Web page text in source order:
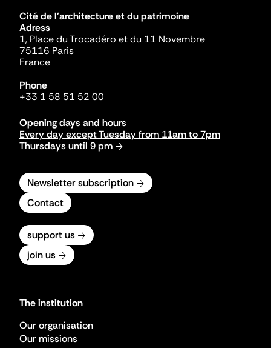
Cité de l'architecture et du patrimoine
Adress
1, Place du Trocadéro et du 11 Novembre
75116 Paris
France
Phone
+33 1 58 51 52 00
Opening days and hours
Every day except Tuesday from 11am to 7pm
Thursdays until 9 pm
Newsletter subscription
Contact
support us
join us
The institution
Our organisation
Our missions